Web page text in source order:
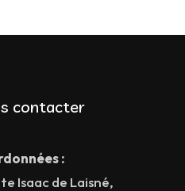
contacter
:
Isaac de Laisné,